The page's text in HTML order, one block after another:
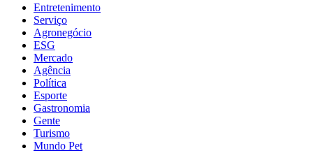
Entretenimento
Serviço
Agronegócio
ESG
Mercado
Agência
Política
Esporte
Gastronomia
Gente
Turismo
Mundo Pet